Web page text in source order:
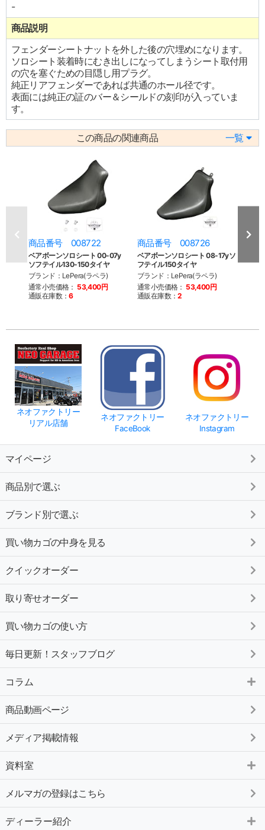
-
商品説明
フェンダーシートナットを外した後の穴埋めになります。
ソロシート装着時にむき出しになってしまうシート取付用
の穴を塞ぐための目隠し用プラグ。
純正リアフェンダーであれば共通のホール径です。
表面には純正の証のバー＆シールドの刻印が入っていま
す。
この商品の関連商品 一覧
商品番号 008722
ベアボーンソロシート 00-07y
ソフテイル130-150タイヤ
ブランド：LePera(ラペラ)
通常小売価格： 53,400円
通販在庫数：6
商品番号 008726
ベアボーンソロシート 08-17yソ
フテイル150タイヤ
ブランド：LePera(ラペラ)
通常小売価格： 53,400円
通販在庫数：2
ツア
ネオファクトリー
リアル店舗
ネオファクトリー
FaceBook
ネオファクトリー
Instagram
マイページ
商品別で選ぶ
ブランド別で選ぶ
買い物カゴの中身を見る
クイックオーダー
取り寄せオーダー
買い物カゴの使い方
毎日更新！スタッフブログ
コラム
商品動画ページ
メディア掲載情報
資料室
メルマガの登録はこちら
ディーラー紹介